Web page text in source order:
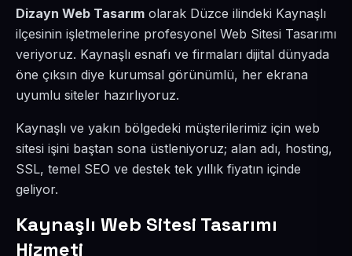
Dizayn Web Tasarım olarak Düzce ilindeki Kaynaşlı
ilçesinin işletmelerine profesyonel Web Sitesi Tasarımı
veriyoruz. Kaynaşlı esnafı ve firmaları dijital dünyada
öne çıksın diye kurumsal görünümlü, her ekrana
uyumlu siteler hazırlıyoruz.
Kaynaşlı ve yakın bölgedeki müşterilerimiz için web
sitesi işini baştan sona üstleniyoruz; alan adı, hosting,
SSL, temel SEO ve destek tek yıllık fiyatın içinde
geliyor.
Kaynaşlı Web Sitesi Tasarımı
Hizmeti